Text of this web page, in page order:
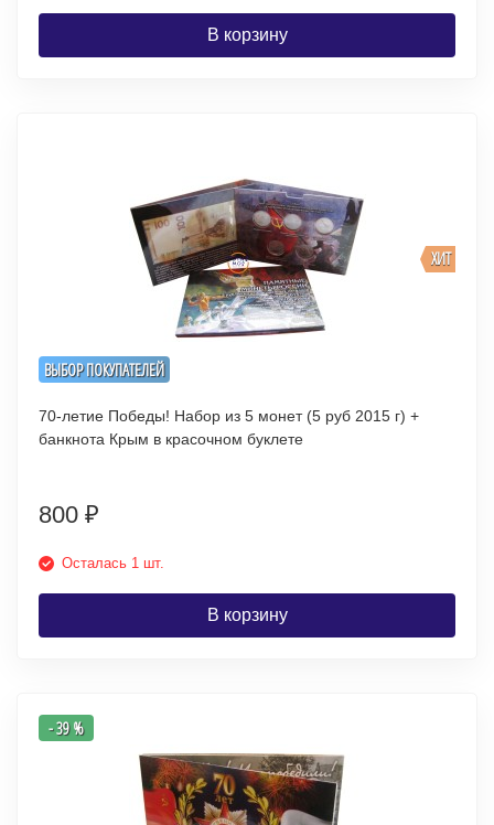
В корзину
ВЫБОР ПОКУПАТЕЛЕЙ
ХИТ
70-летие Победы! Набор из 5 монет (5 руб 2015 г) +
банкнота Крым в красочном буклете
800 ₽
Осталась 1 шт.
В корзину
- 39 %